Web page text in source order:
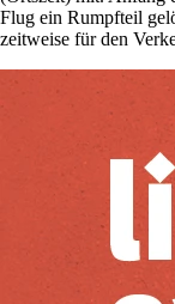
Flug ein Rumpfteil
zeitweise für den